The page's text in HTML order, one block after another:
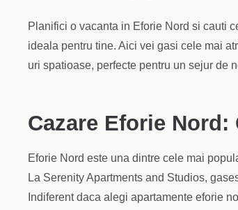
Planifici o vacanta in Eforie Nord si cauti
ideala pentru tine. Aici vei gasi cele mai
uri spatioase, perfecte pentru un sejur de
Cazare Eforie
Eforie Nord este una dintre cele mai
La Serenity Apartments and Studios,
Indiferent daca alegi apartamente eforie